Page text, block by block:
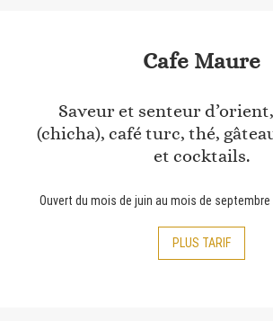
Cafe Maure
Saveur et senteur
(chicha), café turc, thé,
et cocktails.
Ouvert du mois de juin au mois de septembre
PLUS TARIF